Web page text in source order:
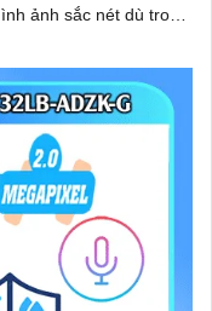
ảnh sắc nét dù trong